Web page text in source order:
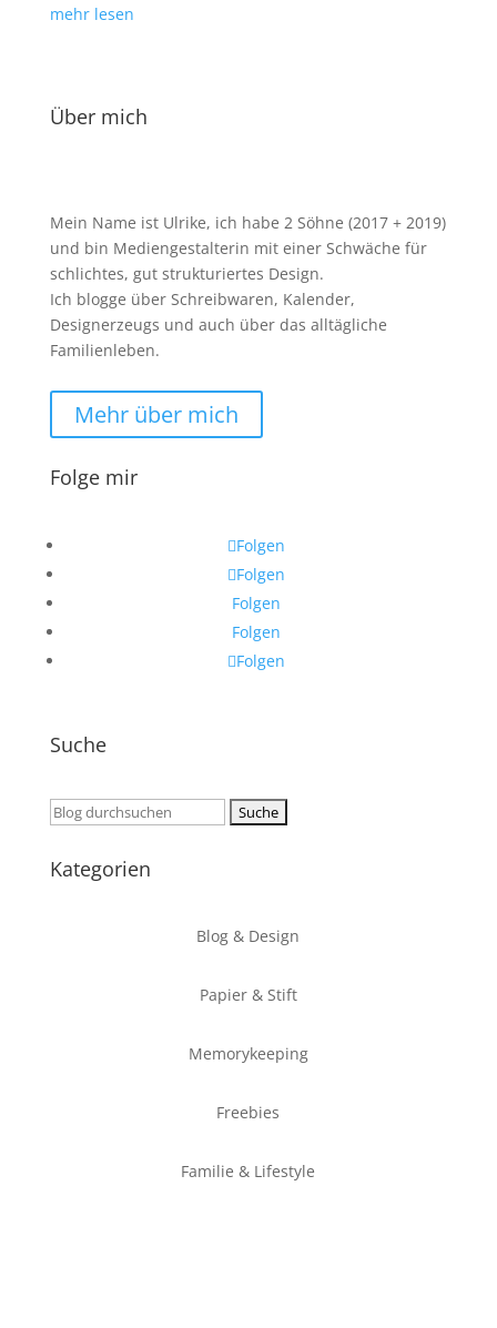
mehr lesen
Über mich
Mein Name ist Ulrike, ich habe 2 Söhne (2017 + 2019)
und bin Mediengestalterin mit einer Schwäche für
schlichtes, gut strukturiertes Design.
Ich blogge über Schreibwaren, Kalender,
Designerzeugs und auch über das alltägliche
Familienleben.
Mehr über mich
Folge mir
Folgen
Folgen
Folgen
Folgen
Folgen
Suche
Suchen
Kategorien
Blog & Design
Papier & Stift
Memorykeeping
Freebies
Familie & Lifestyle